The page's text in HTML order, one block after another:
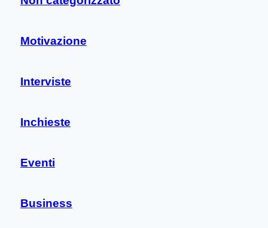
Motivazione
Interviste
Inchieste
Eventi
Business